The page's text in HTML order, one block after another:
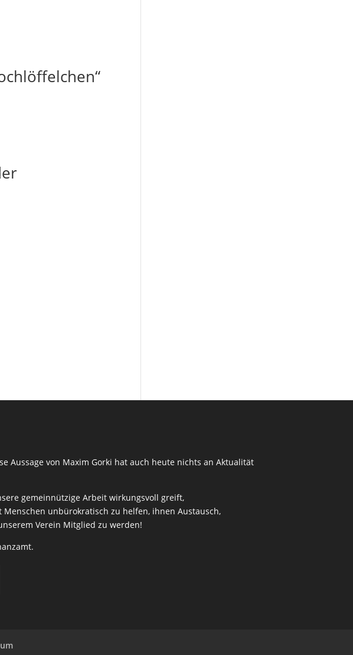
Aussage von Maxim Gorki hat auch heute nichts an Aktualität
gemeinnützige Arbeit wirkungsvoll greift,
unbürokratisch zu helfen, ihnen Austausch,
Verein Mitglied zu werden!